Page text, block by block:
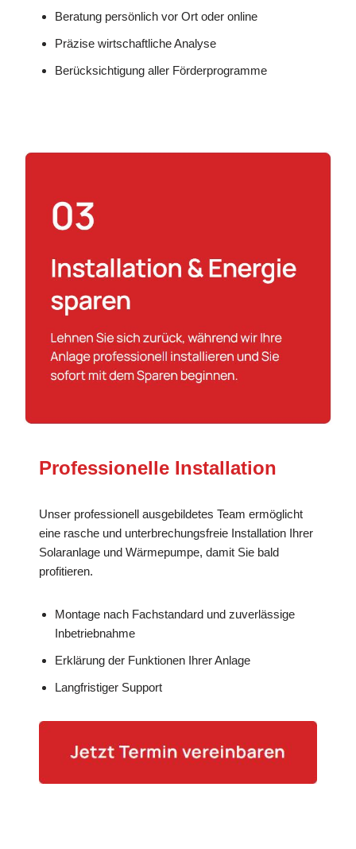
Beratung persönlich vor Ort oder online
Präzise wirtschaftliche Analyse
Berücksichtigung aller Förderprogramme
Professionelle Installation
Unser professionell ausgebildetes Team ermöglicht
eine rasche und unterbrechungsfreie Installation Ihrer
Solaranlage und Wärmepumpe, damit Sie bald
profitieren.
Montage nach Fachstandard und zuverlässige
Inbetriebnahme
Erklärung der Funktionen Ihrer Anlage
Langfristiger Support